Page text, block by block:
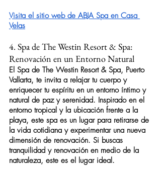
Visita el sitio web de ABJA Spa en Casa
Velas
4. Spa de The Westin Resort & Spa:
Renovación en un Entorno Natural
El Spa de The Westin Resort & Spa, Puerto
Vallarta, te invita a relajar tu cuerpo y
enriquecer tu espíritu en un entorno íntimo y
natural de paz y serenidad. Inspirado en el
entorno tropical y la ubicación frente a la
playa, este spa es un lugar para retirarse de
la vida cotidiana y experimentar una nueva
dimensión de renovación. Si buscas
tranquilidad y renovación en medio de la
naturaleza, este es el lugar ideal.